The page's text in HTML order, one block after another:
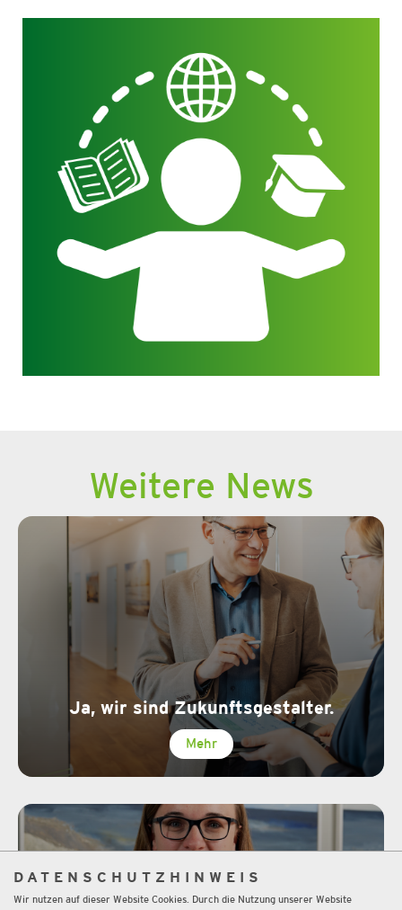
DATENSCHUTZHINWEIS
Wir nutzen auf dieser Website Cookies. Durch die Nutzung unserer Website
Weitere News
Ja, wir sind Zukunftsgestalter.
Mehr